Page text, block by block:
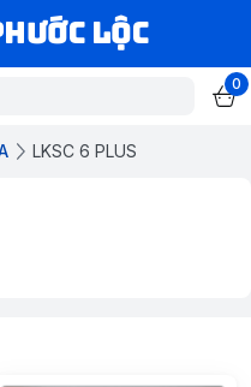
LỘC
0
LKSC 6 PLUS